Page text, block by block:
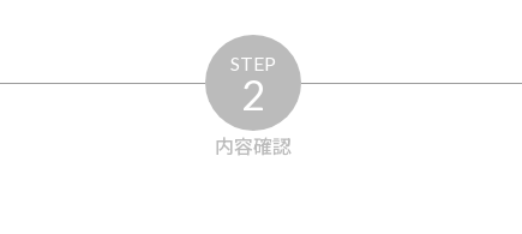
STEP
2
内容確認